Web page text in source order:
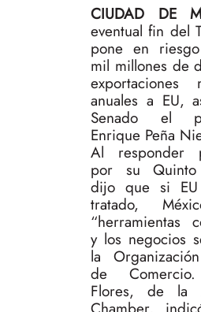
CIUDAD DE
eventual fin del
pone en
mil millones de
exportaciones
anuales a EU,
Senado el
Enrique Peña
Al responder
por su Quinto
dijo que si
tratado,
“herramientas
y los negocios
la
de
Flores, de la